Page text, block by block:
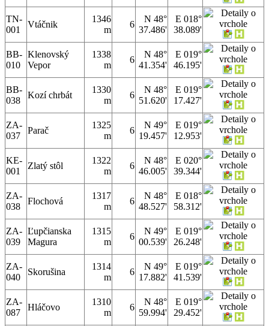
TN-
001
Vtáčnik
1346
m
6
N 48°
37.486'
E 018°
38.089'
BB-
010
Klenovský
Vepor
1338
m
6
N 48°
41.354'
E 019°
46.195'
BB-
038
Kozí chrbát
1330
m
6
N 48°
51.620'
E 019°
17.427'
ZA-
037
Parač
1325
m
6
N 49°
19.457'
E 019°
12.953'
KE-
001
Zlatý stôl
1322
m
6
N 48°
46.005'
E 020°
39.344'
ZA-
038
Flochová
1317
m
6
N 48°
48.527'
E 018°
58.312'
ZA-
039
Ľupčianska
Magura
1315
m
6
N 49°
00.539'
E 019°
26.248'
ZA-
040
Skorušina
1314
m
6
N 49°
17.882'
E 019°
41.539'
ZA-
087
Hláčovo
1310
m
6
N 48°
59.994'
E 019°
29.452'